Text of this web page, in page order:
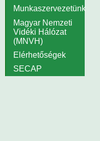
Munkaszervezetünk
Magyar Nemzeti
Vidéki Hálózat
(MNVH)
Elérhetőségek
SECAP